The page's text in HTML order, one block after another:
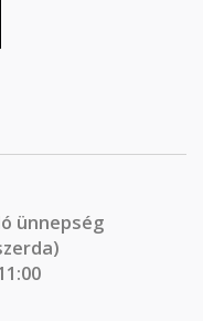
ünnepség